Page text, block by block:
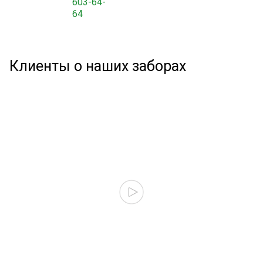
64
Клиенты о наших заборах